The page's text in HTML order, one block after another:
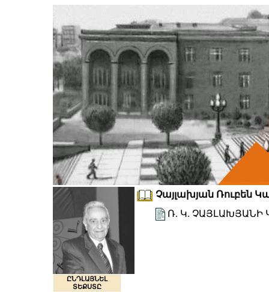
ԸՆԴԼԱՅՆԵԼ
ՏԵՔՍՏԸ
Չայլախյան Ռուբեն
Ռ. Կ. ՉԱՅԼԱԽՅԱՆԻ